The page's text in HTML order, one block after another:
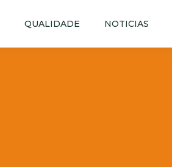
QUALIDADE NOTICIAS